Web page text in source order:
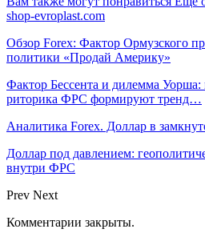
shop-evroplast.com
Обзор Forex: Фактор Ормузского
политики «Продай Америку»
Фактор Бессента и дилемма Уорша:
риторика ФРС формируют тренд…
Аналитика Forex. Доллар в
Доллар под давлением:
внутри ФРС
Prev Next
Комментарии закрыты.